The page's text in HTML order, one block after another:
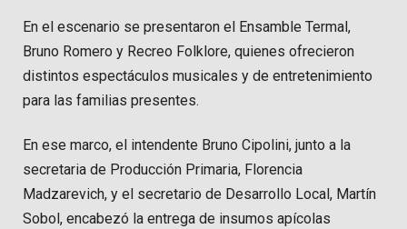
En el escenario se presentaron el Ensamble Termal,
Bruno Romero y Recreo Folklore, quienes ofrecieron
distintos espectáculos musicales y de entretenimiento
para las familias presentes.
En ese marco, el intendente Bruno Cipolini, junto a la
secretaria de Producción Primaria, Florencia
Madzarevich, y el secretario de Desarrollo Local, Martín
Sobol, encabezó la entrega de insumos apícolas